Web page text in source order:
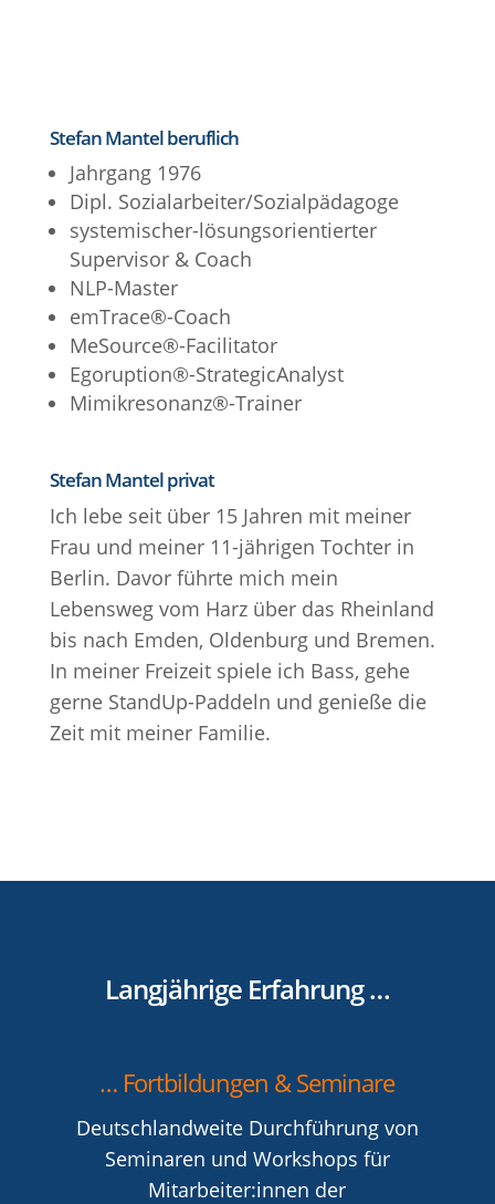
Stefan Mantel beruflich
Jahrgang 1976
Dipl. Sozialarbeiter/Sozialpädagoge
systemischer-lösungsorientierter
Supervisor & Coach
NLP-Master
emTrace®-Coach
MeSource®-Facilitator
Egoruption®-StrategicAnalyst
Mimikresonanz®-Trainer
Stefan Mantel privat
Ich lebe seit über 15 Jahren mit meiner
Frau und meiner 11-jährigen Tochter in
Berlin. Davor führte mich mein
Lebensweg vom Harz über das Rheinland
bis nach Emden, Oldenburg und Bremen.
In meiner Freizeit spiele ich Bass, gehe
gerne StandUp-Paddeln und genieße die
Zeit mit meiner Familie.
Langjährige Erfahrung …
… Fortbildungen & Seminare
Deutschlandweite Durchführung von
Seminaren und Workshops für
Mitarbeiter:innen der